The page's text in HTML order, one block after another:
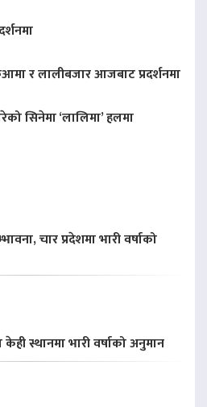
र लालीबजार आजबाट प्रदर्शनमा
सिनेमा ‘लालिमा’ हलमा
चार प्रदेशमा भारी वर्षाको
स्थानमा भारी वर्षाको अनुमान